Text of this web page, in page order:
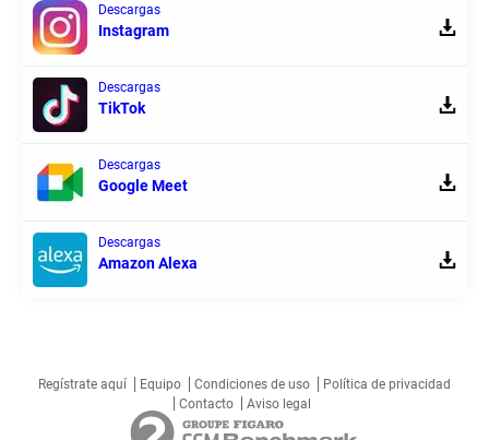
Descargas
Instagram
Descargas
TikTok
Descargas
Google Meet
Descargas
Amazon Alexa
Regístrate aquí Equipo Condiciones de uso
Política de privacidad
Contacto
Aviso legal